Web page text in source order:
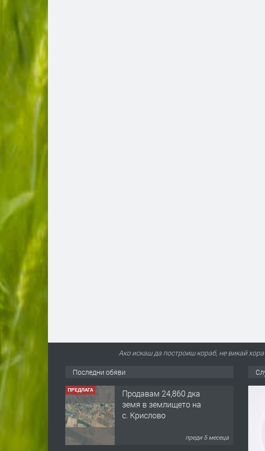
Ако искаш да построиш кораб, не викай
Последни обяви
ПРЕДЛАГА
Продавам 24,860 дка
земя в землището на
с. Крислово
преди 5 месеца